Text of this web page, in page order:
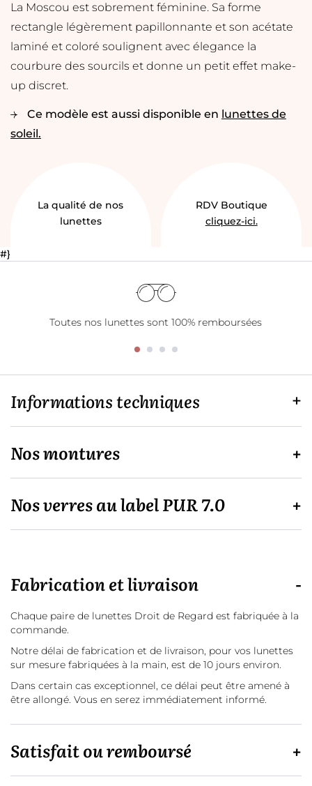
La Moscou est sobrement féminine. Sa forme
rectangle légèrement papillonnante et son acétate
laminé et coloré soulignent avec élegance la
courbure des sourcils et donne un petit effet make-
up discret.
Ce modèle est aussi disponible en lunettes de
soleil.
La qualité de nos
lunettes
RDV Boutique
cliquez-ici.
#}
Toutes nos lunettes sont 100% remboursées
Informations techniques
Nos montures
Nos verres au label PUR 7.0
Fabrication et livraison
Chaque paire de lunettes Droit de Regard est fabriquée à la
commande.
Notre délai de fabrication et de livraison, pour vos lunettes
sur mesure fabriquées à la main, est de 10 jours environ.
Dans certain cas exceptionnel, ce délai peut être amené à
être allongé. Vous en serez immédiatement informé.
Satisfait ou remboursé